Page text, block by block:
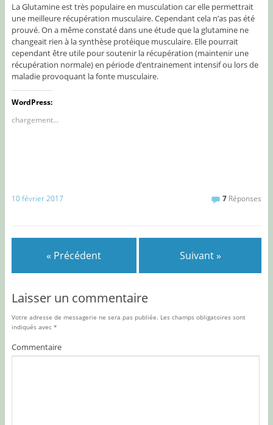
La Glutamine est très populaire en musculation car elle permettrait
une meilleure récupération musculaire. Cependant cela n’as pas été
prouvé. On a même constaté dans une étude que la glutamine ne
changeait rien à la synthèse protéique musculaire. Elle pourrait
cependant être utile pour soutenir la récupération (maintenir une
récupération normale) en période d’entrainement intensif ou lors de
maladie provoquant la fonte musculaire.
WordPress:
chargement…
10 février 2017 7 Réponses
« Précédent Suivant »
Laisser un commentaire
Votre adresse de messagerie ne sera pas publiée. Les champs obligatoires sont
indiqués avec *
Commentaire